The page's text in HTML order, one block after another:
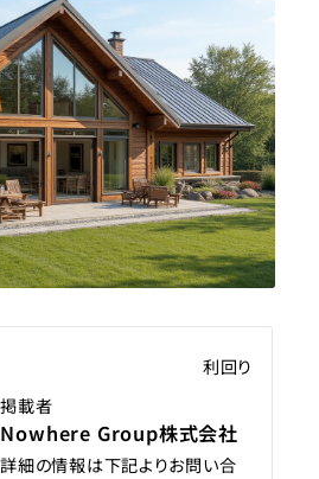
利回り
掲載者
Nowhere Group株式会社
詳細の情報は下記よりお問い合